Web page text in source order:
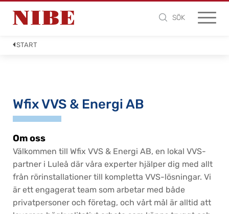
SÖK
START
Wfix VVS & Energi AB
Om oss
Välkommen till Wfix VVS & Energi AB, en lokal VVS-
partner i Luleå där våra experter hjälper dig med allt
från rörinstallationer till kompletta VVS-lösningar. Vi
är ett engagerat team som arbetar med både
privatpersoner och företag, och vårt mål är alltid att